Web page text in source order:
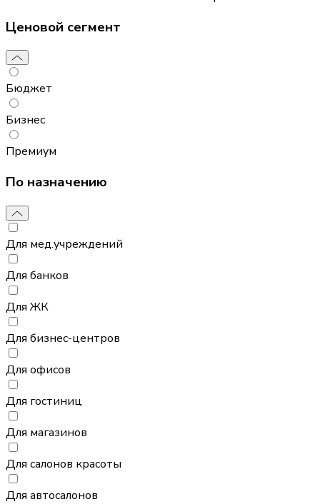
Ценовой сегмент
Бюджет
Бизнес
Премиум
По назначению
Для мед.учреждений
Для банков
Для ЖК
Для бизнес-центров
Для офисов
Для гостиниц
Для магазинов
Для салонов красоты
Для автосалонов